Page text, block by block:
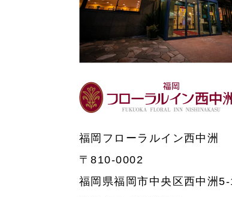
福岡フローラルイン西中洲
〒810-0002
福岡県福岡市中央区西中洲